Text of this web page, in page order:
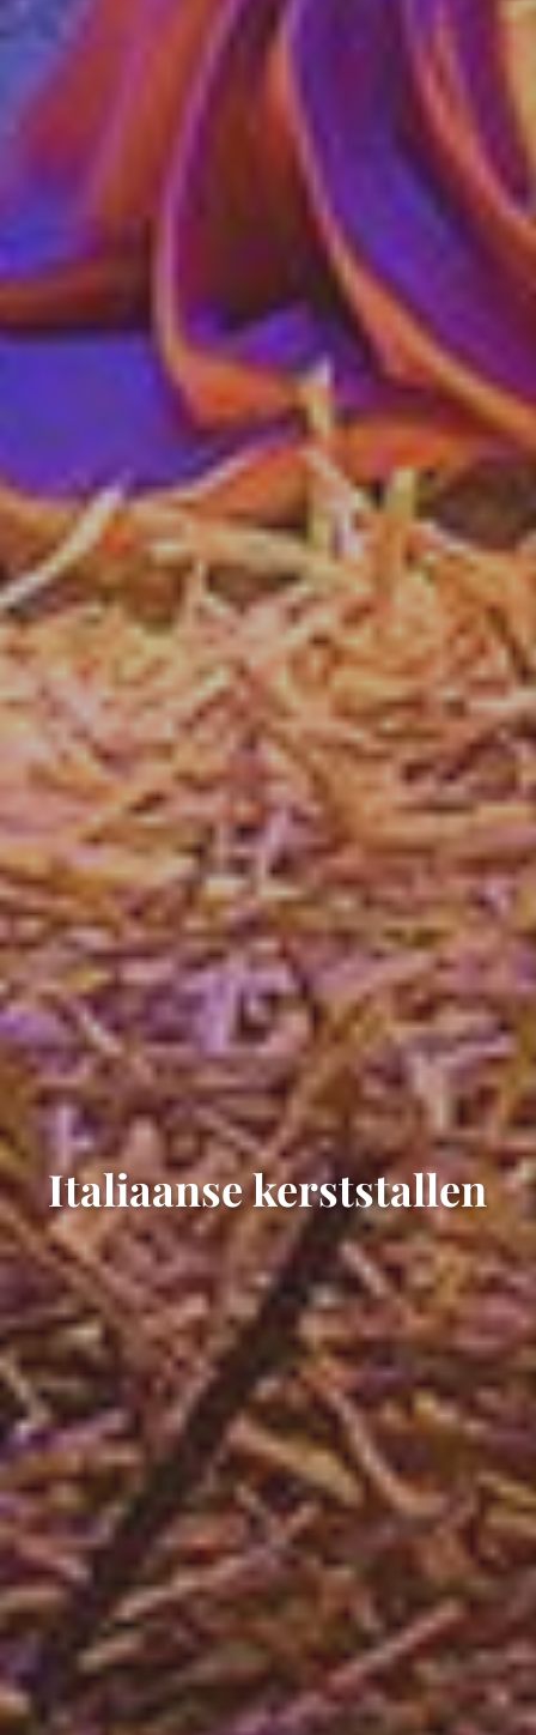
Italiaanse kerststallen